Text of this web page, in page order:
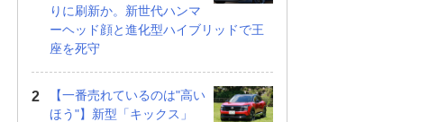
りに刷新か。新世代ハンマ
ーヘッド顔と進化型ハイブリッドで王
座を死守
【一番売れているのは"高い
ほう"】新型「キックス」